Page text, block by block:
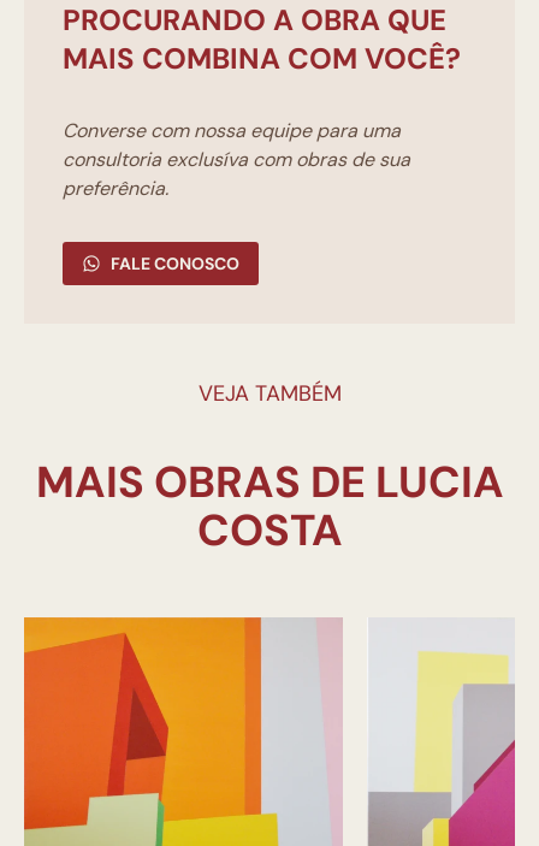
PROCURANDO A OBRA QUE
MAIS COMBINA COM VOCÊ?
Converse com nossa equipe para uma
consultoria exclusíva com obras de sua
preferência.
FALE CONOSCO
VEJA TAMBÉM
MAIS OBRAS DE LUCIA